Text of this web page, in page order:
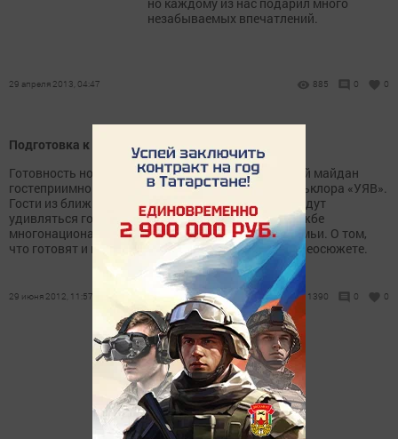
но каждому из нас подарил много
незабываемых впечатлений.
29 апреля 2013, 04:47 885 0 0
Подготовка к УЯВ
Готовность номер один.. В воскресенье нурлатский майдан
гостеприимно встретит праздник чувашского фольклора «УЯВ».
Гости из ближнего и дальнего зарубежья вновь будут
удивляться гостеприимству, толерантности и дружбе
многонациональной татарстанско- нурлатской семьи. О том,
что готовят и как готовятся к «УЯВу»- в нашем видеосюжете.
29 июня 2012, 11:57 1390 0 0